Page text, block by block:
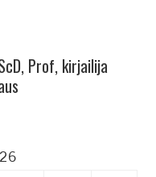
Prof, kirjailija